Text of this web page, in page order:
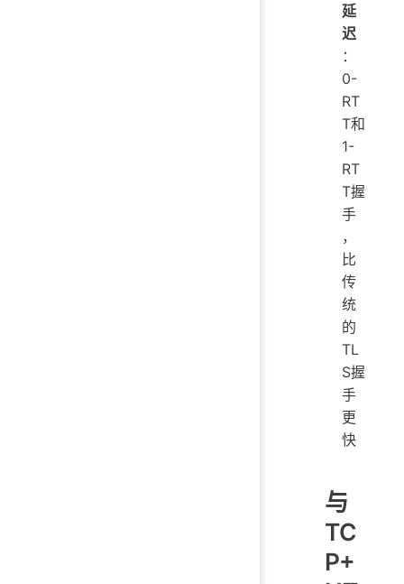
延
迟
：
0-
RT
T和
1-
RT
T握
手
，
比
传
统
的
TL
S握
手
更
快
与
TC
P+